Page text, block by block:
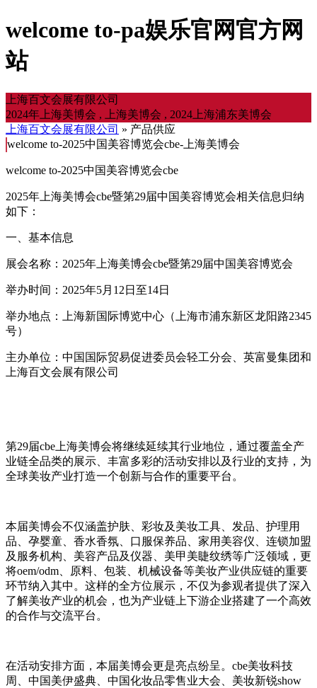
welcome to-pa娱乐官网官方网
站
上海百文会展有限公司
2024年上海美博会 , 上海美博会 , 2024上海浦东美博会
上海百文会展有限公司 » 产品供应
welcome to-2025中国美容博览会cbe-上海美博会
welcome to-2025中国美容博览会cbe
2025年上海美博会cbe暨第29届中国美容博览会相关信息归纳
如下：
一、基本信息
展会名称：2025年上海美博会cbe暨第29届中国美容博览会
举办时间：2025年5月12日至14日
举办地点：上海新国际博览中心（上海市浦东新区龙阳路2345
号）
主办单位：中国国际贸易促进委员会轻工分会、英富曼集团和
上海百文会展有限公司
第29届cbe上海美博会将继续延续其行业地位，通过覆盖全产
业链全品类的展示、丰富多彩的活动安排以及行业的支持，为
全球美妆产业打造一个创新与合作的重要平台。
本届美博会不仅涵盖护肤、彩妆及美妆工具、发品、护理用
品、孕婴童、香水香氛、口服保养品、家用美容仪、连锁加盟
及服务机构、美容产品及仪器、美甲美睫纹绣等广泛领域，更
将oem/odm、原料、包装、机械设备等美妆产业供应链的重要
环节纳入其中。这样的全方位展示，不仅为参观者提供了深入
了解美妆产业的机会，也为产业链上下游企业搭建了一个高效
的合作与交流平台。
在活动安排方面，本届美博会更是亮点纷呈。cbe美妆科技
周、中国美伊盛典、中国化妆品零售业大会、美妆新锐show